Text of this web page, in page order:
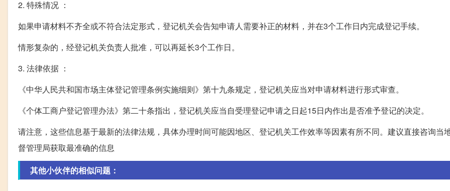
2. 特殊情况 ：
如果申请材料不齐全或不符合法定形式，登记机关会告知申请人需要补正的材料，并在3个工作日内完成登记手续。
情形复杂的，经登记机关负责人批准，可以再延长3个工作日。
3. 法律依据 ：
《中华人民共和国市场主体登记管理条例实施细则》第十九条规定，登记机关应当对申请材料进行形式审查。
《个体工商户登记管理办法》第二十条指出，登记机关应当自受理登记申请之日起15日内作出是否准予登记的决定。
请注意，这些信息基于最新的法律法规，具体办理时间可能因地区、登记机关工作效率等因素有所不同。建议直接咨询当
督管理局获取最准确的信息
其他小伙伴的相似问题：